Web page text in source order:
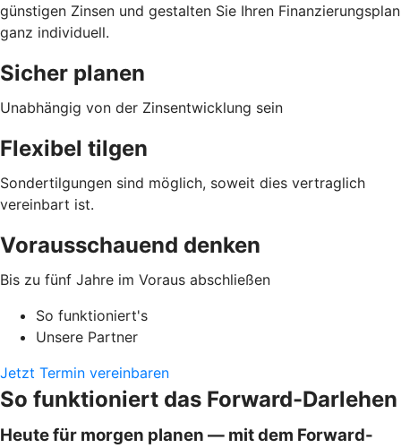
günstigen Zinsen und gestalten Sie Ihren Finanzierungsplan
ganz individuell.
Sicher planen
Unabhängig von der Zinsentwicklung sein
Flexibel tilgen
Sondertilgungen sind möglich, soweit dies vertraglich
vereinbart ist.
Vorausschauend denken
Bis zu fünf Jahre im Voraus abschließen
So funktioniert's
Unsere Partner
Jetzt Termin vereinbaren
So funktioniert das Forward-Darlehen
Heute für morgen planen — mit dem Forward-